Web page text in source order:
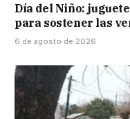
Día del Niño:
para sostener las
6 de agosto de 2026